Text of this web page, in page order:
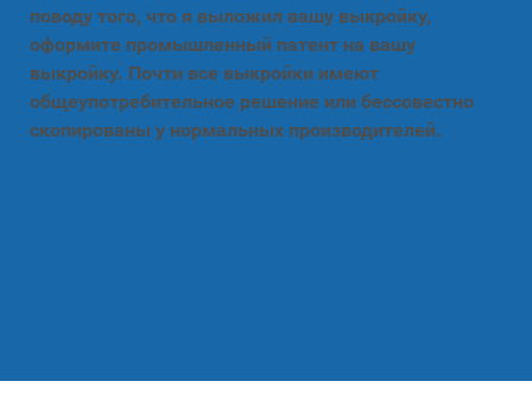
поводу того, что я выложил вашу выкройку,
оформите промышленный патент на вашу
выкройку. Почти все выкройки имеют
общеупотребительное решение или бессовестно
скопированы у нормальных производителей.